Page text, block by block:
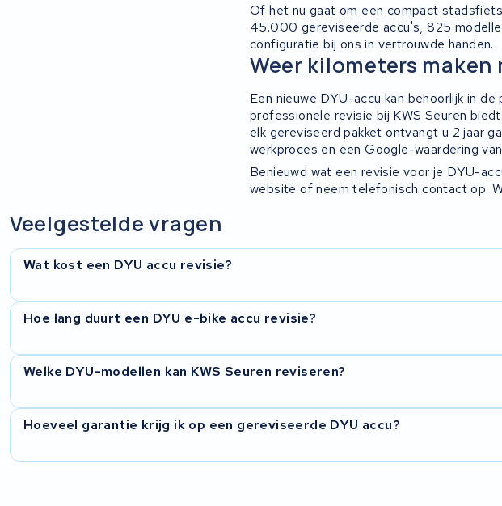
Technibike
KUKA AG
Bianchi
Stella
Of het nu gaat om een compact
45.000 gereviseerde accu's, 825
configuratie bij ons in vertrouwde handen.
Weer kilometers maken
Een nieuwe DYU-accu kan behoorlijk in
professionele revisie bij KWS Seuren
elk gereviseerd pakket ontvangt u 2 jaar
werkproces en een Google-waardering
Benieuwd wat een revisie voor je DYU-
website of neem telefonisch contact op.
Veelgestelde vragen
Wat kost een DYU accu revisie?
De prijs hangt af van het DYU-model en de accuconfiguratie. Een compact 36V 7,8
vouwfietspakket verschilt in kosten van een groot 48V 20 Ah fat tire pack. Na
ontvangt je een vrijblijvende offerte zodat u precies weet waar u aan toe bent.
Hoe lang duurt een DYU e-bike accu revisie?
Welke DYU-modellen kan KWS Seuren reviseren?
KWS Seuren reviseert accupakketten van vrijwel alle DYU-modellen — van de
vouwfiets tot de krachtige fat tire varianten. Met ervaring in meer dan 825 modellen
is ook je specifieke DYU-configuratie bij ons welkom.
Hoeveel garantie krijg ik op een gereviseerde DYU accu?